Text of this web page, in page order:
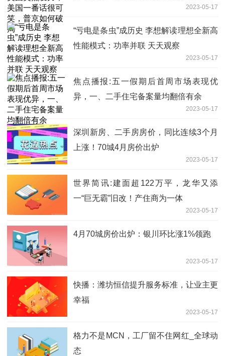
2023-05-17
“亏电是条虫”成历史 李想解读理想全新高
性能模式：功率并联 天天观察
2023-05-17
焦点播报:五一假期后首周市场表现优
异，一、二手住宅备案量均翻倍有余
2023-05-17
深圳新房、二手房房价，同比连续3个月
上涨！70城4月房价出炉
2023-05-17
世界简讯:建面超122万平，龙华又添
一“巨无霸”旧改！产住商为一体
2023-05-17
4月70城房价出炉：银川环比涨1%领跑
2023-05-17
快播：潍坊恒信提升服务标准，让业主更
幸福
2023-05-17
格力不是MCN，工厂留不住网红_全球动
态